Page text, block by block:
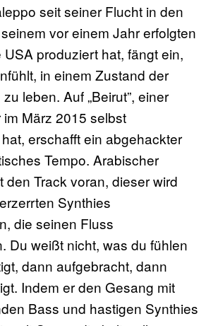
seit seiner Flucht in den
vor einem Jahr erfolgten
produziert hat, fängt ein,
in einem Zustand der
leben. Auf „Beirut”, einer
März 2015 selbst
erschafft ein abgehackter
Tempo. Arabischer
den Track voran, dieser wird
Synthies
die seinen Fluss
Du weißt nicht, was du fühlen
dann aufgebracht, dann
Indem er den Gesang mit
Bass und hastigen Synthies